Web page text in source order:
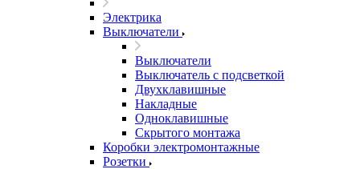
Электрика
Выключатели
Выключатели
Выключатель с подсветкой
Двухклавишные
Накладные
Одноклавишные
Скрытого монтажа
Коробки электромонтажные
Розетки